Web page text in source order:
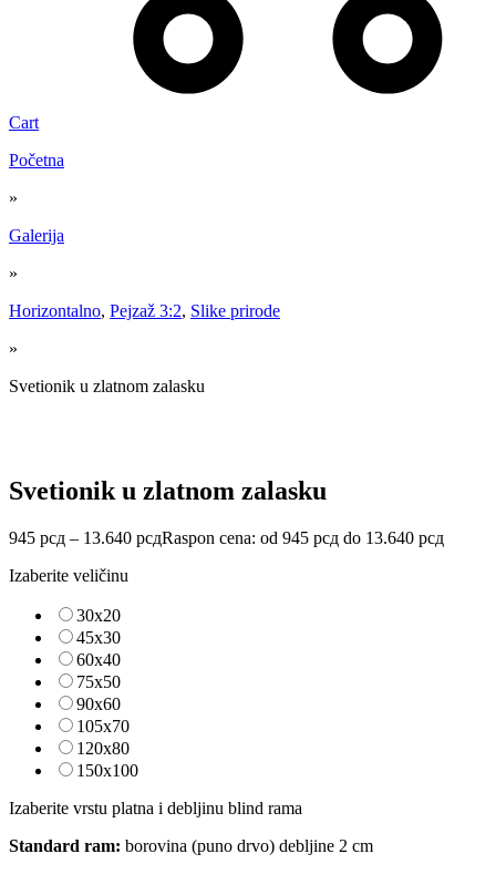
Cart
Početna
»
Galerija
»
Horizontalno, Pejzaž 3:2, Slike prirode
»
Svetionik u zlatnom zalasku
Svetionik u zlatnom zalasku
945 рсд – 13.640 рсдRaspon cena: od 945 рсд do 13.640 рсд
Izaberite veličinu
30x20
45x30
60x40
75x50
90x60
105x70
120x80
150x100
Izaberite vrstu platna i debljinu blind rama
Standard ram: borovina (puno drvo) debljine 2 cm